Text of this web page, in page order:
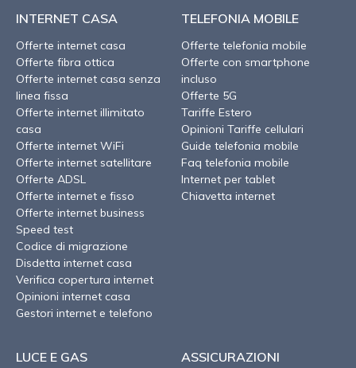
INTERNET CASA
Offerte internet casa
Offerte fibra ottica
Offerte internet casa senza
linea fissa
Offerte internet illimitato
casa
Offerte internet WiFi
Offerte internet satellitare
Offerte ADSL
Offerte internet e fisso
Offerte internet business
Speed test
Codice di migrazione
Disdetta internet casa
Verifica copertura internet
Opinioni internet casa
Gestori internet e telefono
TELEFONIA MOBILE
Offerte telefonia mobile
Offerte con smartphone
incluso
Offerte 5G
Tariffe Estero
Opinioni Tariffe cellulari
Guide telefonia mobile
Faq telefonia mobile
Internet per tablet
Chiavetta internet
LUCE E GAS ASSICURAZIONI